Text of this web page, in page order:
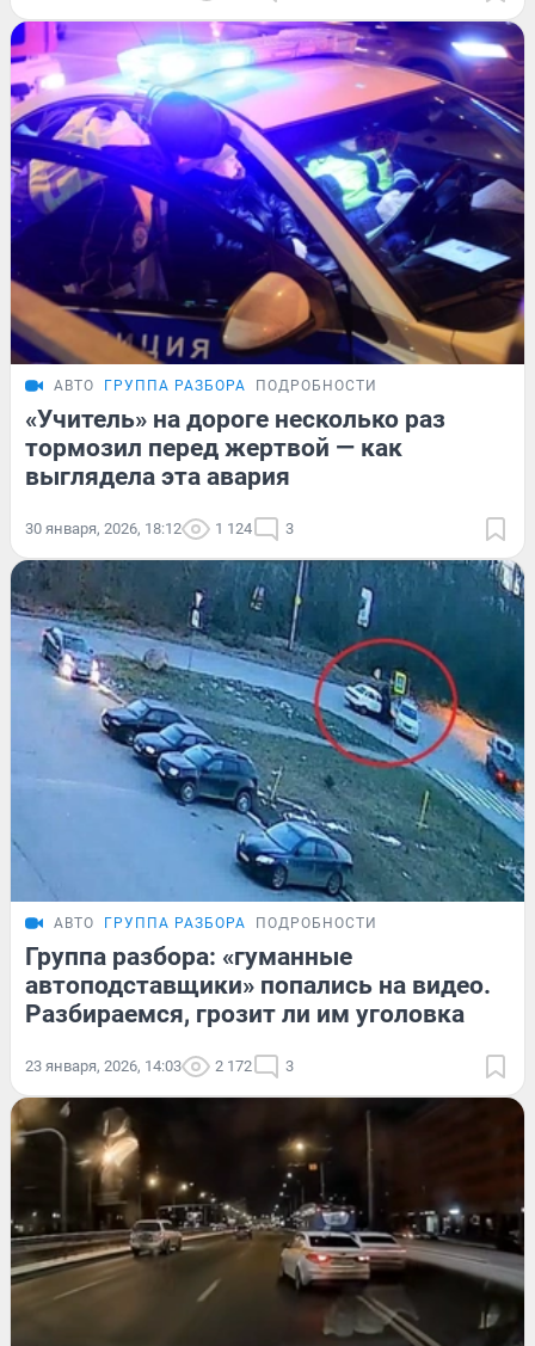
АВТО ГРУППА РАЗБОРА ПОДРОБНОСТИ
«Учитель» на дороге несколько раз
тормозил перед жертвой — как
выглядела эта авария
30 января, 2026, 18:12 1 124 3
АВТО ГРУППА РАЗБОРА ПОДРОБНОСТИ
Группа разбора: «гуманные
автоподставщики» попались на видео.
Разбираемся, грозит ли им уголовка
23 января, 2026, 14:03 2 172 3